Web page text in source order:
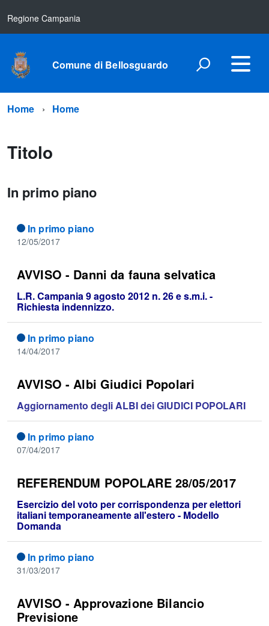
Regione Campania
Comune di Bellosguardo
Home Home
Titolo
In primo piano
In primo piano
12/05/2017
AVVISO - Danni da fauna selvatica
L.R. Campania 9 agosto 2012 n. 26 e s.m.i. -
Richiesta indennizzo.
In primo piano
14/04/2017
AVVISO - Albi Giudici Popolari
Aggiornamento degli ALBI dei GIUDICI POPOLARI
In primo piano
07/04/2017
REFERENDUM POPOLARE 28/05/2017
Esercizio del voto per corrispondenza per elettori
italiani temporaneamente all'estero - Modello
Domanda
In primo piano
31/03/2017
AVVISO - Approvazione Bilancio
Previsione